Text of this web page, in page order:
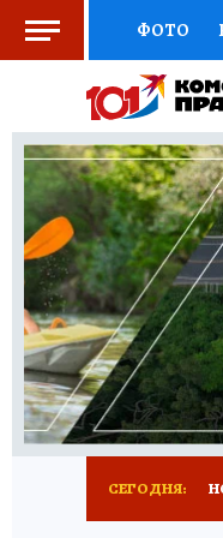
ФОТО
ВЫБОР
ПРЕСС-
РАДИО
СЕГОДНЯ: